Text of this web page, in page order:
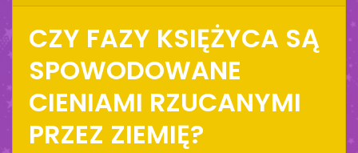
CZY FAZY KSIĘŻYCA SĄ
SPOWODOWANE
CIENIAMI RZUCANYMI
PRZEZ ZIEMIĘ?